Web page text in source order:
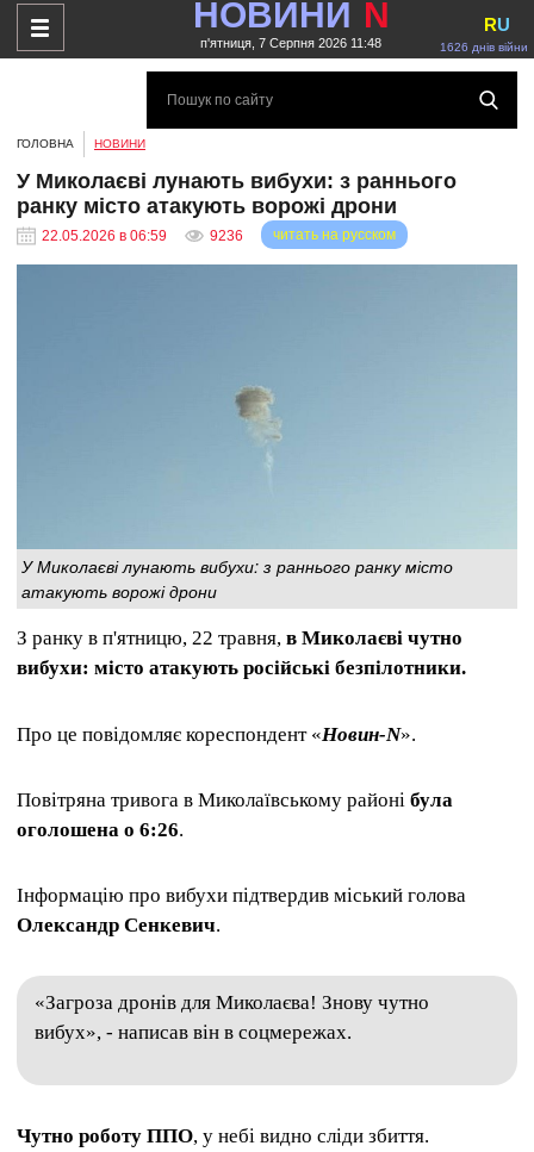
НОВИНИ N
п'ятниця, 7 Серпня 2026 11:48 1626 днів війни
RU
ГОЛОВНА НОВИНИ
У Миколаєві лунають вибухи: з раннього
ранку місто атакують ворожі дрони
22.05.2026 в 06:59 9236 читать на русском
У Миколаєві лунають вибухи: з раннього ранку місто
атакують ворожі дрони
З ранку в п'ятницю, 22 травня, в Миколаєві чутно
вибухи: місто атакують російські безпілотники.
Про це повідомляє кореспондент «Новин-N».
Повітряна тривога в Миколаївському районі була
оголошена о 6:26.
Інформацію про вибухи підтвердив міський голова
Олександр Сенкевич.
«Загроза дронів для Миколаєва! Знову чутно
вибух», - написав він в соцмережах.
Чутно роботу ППО, у небі видно сліди збиття.